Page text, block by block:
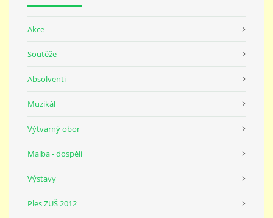
Akce
Soutěže
Absolventi
Muzikál
Výtvarný obor
Malba - dospělí
Výstavy
Ples ZUŠ 2012